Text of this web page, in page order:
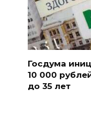
Госдума
10 000
до 35 лет